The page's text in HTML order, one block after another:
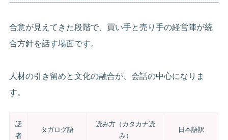
合意が見えてきた段階で、買い手と売り手の経営陣が統
合方針を話す場面です。
人材の引き留めと文化の融合が、会話の中心になりま
す。
話
者
タガログ語
読み方（カタカナ読
み）
日本語訳